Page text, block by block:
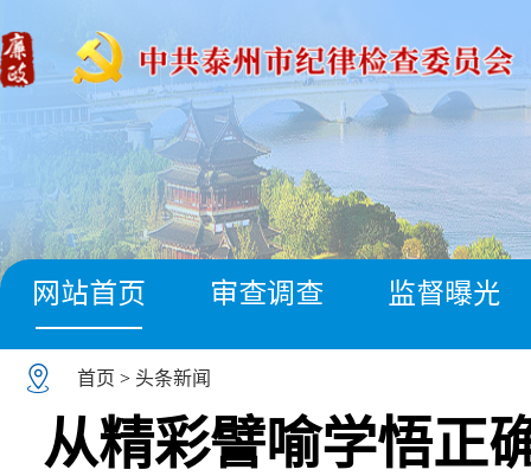
网站首页 审查调查 监督曝光
首页 > 头条新闻
从精彩譬喻学悟正